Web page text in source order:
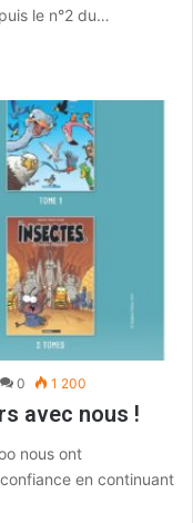
le n°2 du…
0 1 200
avec nous !
nous ont
en continuant